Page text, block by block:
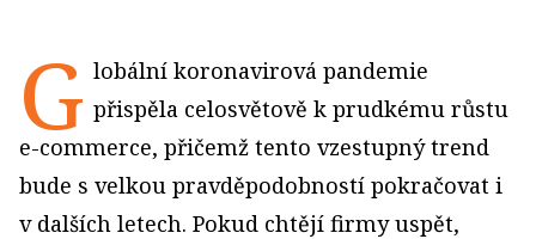
G lobální koronavirová pandemie
přispěla celosvětově k prudkému růstu
e-commerce, přičemž tento vzestupný trend
bude s velkou pravděpodobností pokračovat i
v dalších letech. Pokud chtějí firmy uspět,